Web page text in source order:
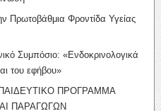
Πρωτοβάθμια Φροντίδα Υγείας
Συμπόσιο: «Ενδοκρινολογικά
του εφήβου»
ΠΡΟΓΡΑΜΜΑ
ΠΑΡΑΓΩΓΩΝ